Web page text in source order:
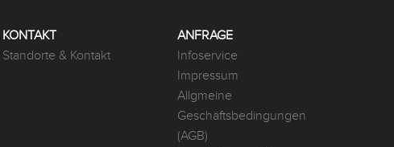
KONTAKT
Standorte & Kontakt
ANFRAGE
Infoservice
Impressum
Allgmeine
Geschäftsbedingungen
(AGB)